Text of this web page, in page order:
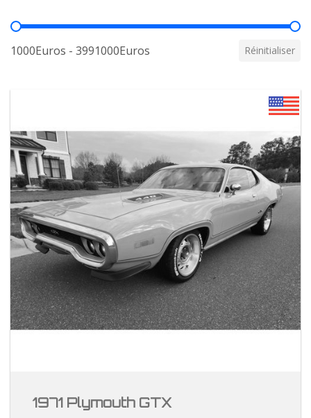
Prix
1000Euros - 3991000Euros Réinitialiser
1971 Plymouth GTX